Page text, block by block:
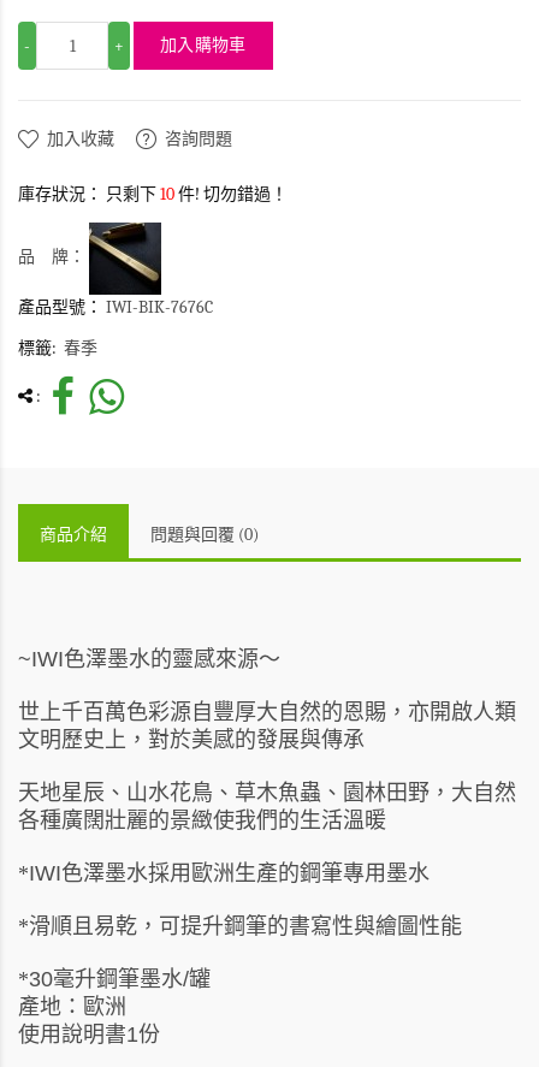
- + 加入購物車
加入收藏 咨詢問題
庫存狀況： 只剩下 10件! 切勿錯過！
品 牌：
產品型號： IWI-BIK-7676C
標籤: 春季
:
商品介紹 問題與回覆 (0)
~IWI色澤墨水的靈感來源～
世上千百萬色彩源自豐厚大自然的恩賜，亦開啟人類
文明歷史上，對於美感的發展與傳承
天地星辰、山水花鳥、草木魚蟲、園林田野，大自然
各種廣闊壯麗的景緻使我們的生活溫暖
*IWI色澤墨水採用歐洲生產的鋼筆專用墨水
*滑順且易乾，可提升鋼筆的書寫性與繪圖性能
*30毫升鋼筆墨水/罐
產地：歐洲
使用說明書1份